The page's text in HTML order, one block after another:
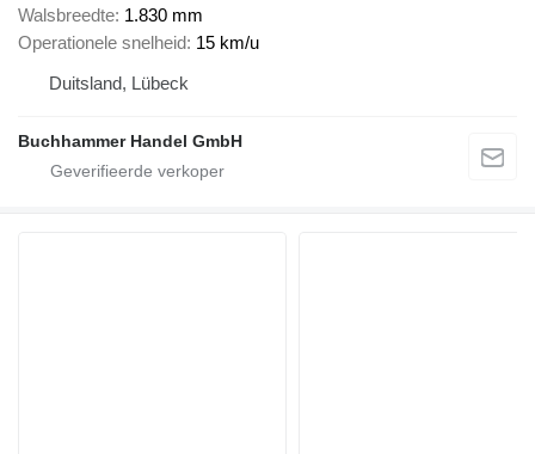
Walsbreedte 1.830 mm
Operationele snelheid 15 km/u
Duitsland, Lübeck
Buchhammer Handel GmbH